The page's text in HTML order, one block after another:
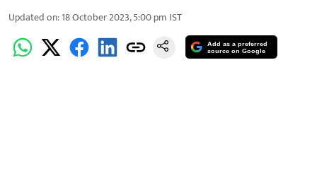
Updated on:18 October 2023, 5:00 pm IST
Add as a preferred
source on Google